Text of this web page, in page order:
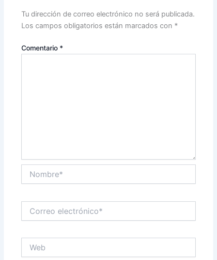
Tu dirección de correo electrónico no será publicada.
Los campos obligatorios están marcados con *
Comentario *
electrónico*